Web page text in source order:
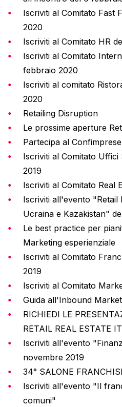
Iscriviti al Comitato Fast
2020
Iscriviti al Comitato HR
Iscriviti al Comitato
febbraio 2020
Iscriviti al comitato
2020
Retailing Disruption
Le prossime aperture
Partecipa al
Iscriviti al Comitato
2019
Iscriviti al Comitato Real
Iscriviti all'evento "Retail
Ucraina e Kazakistan"
Le best practice per
Marketing esperienziale
Iscriviti al Comitato
2019
Iscriviti al Comitato
Guida all'Inbound
RICHIEDI LE
RETAIL REAL ESTATE
Iscriviti all'evento
novembre 2019
34° SALONE
Iscriviti all'evento "Il
comuni"